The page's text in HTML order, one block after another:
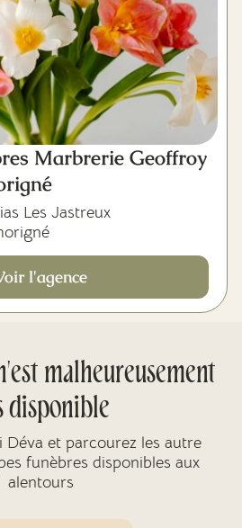
Marbrerie Geoffroy
Les Jastreux
l'agence
malheureusement
disponible
Déva et parcourez les autre
funèbres disponibles aux
alentours